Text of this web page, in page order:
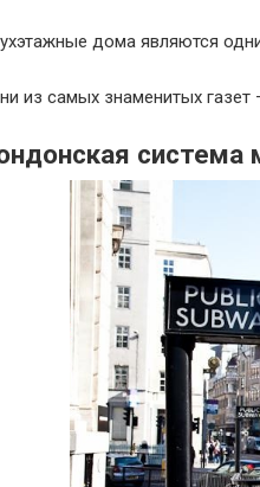
дома являются
из самых знаменитых газет
система